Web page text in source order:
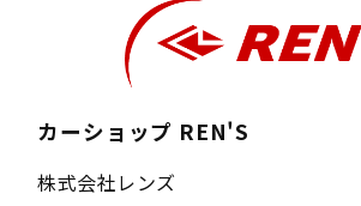
カーショップ REN'S
株式会社レンズ